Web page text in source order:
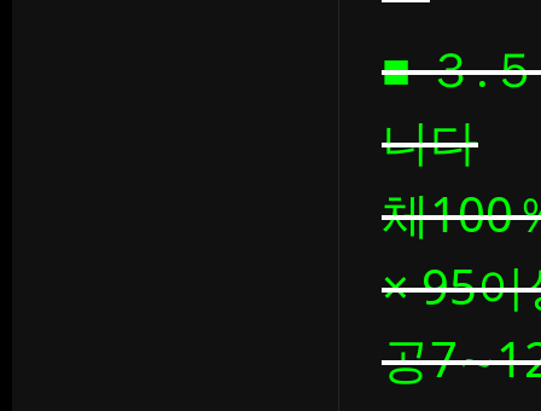
■ ３.
니다
체100
× 95이
공